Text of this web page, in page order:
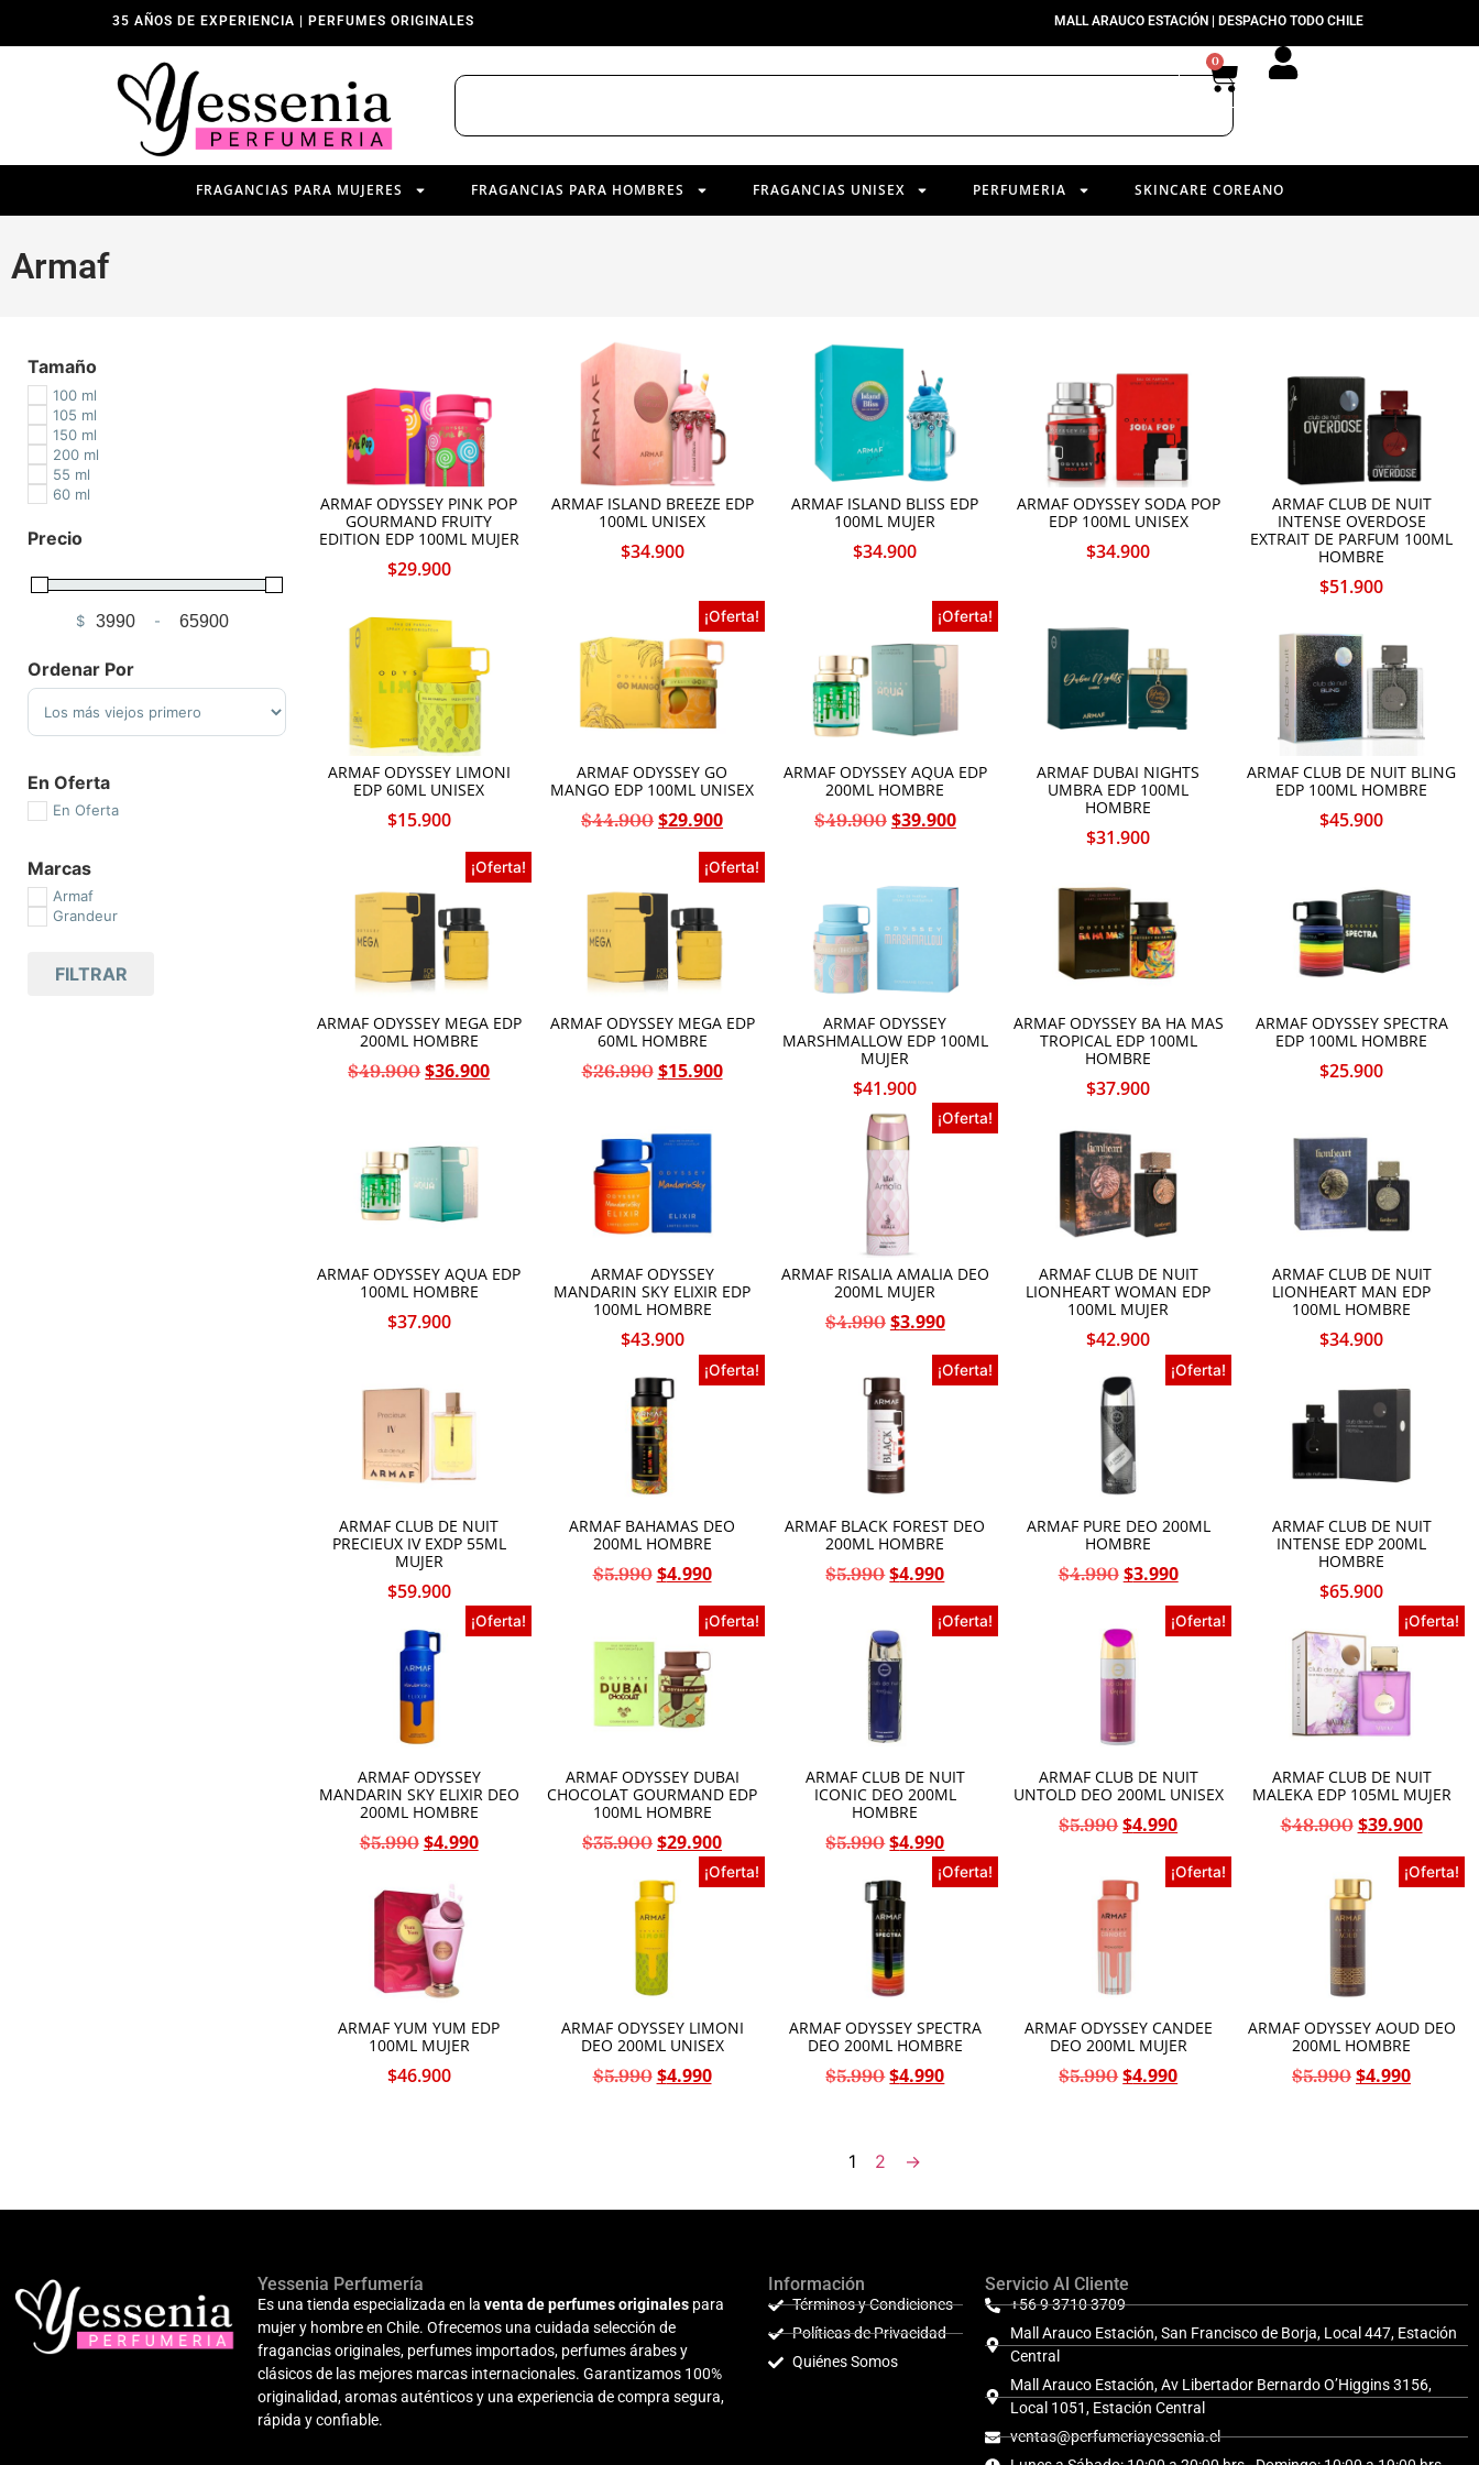
35 AÑOS DE EXPERIENCIA | PERFUMES ORIGINALES MALL ARAUCO ESTACIÓN | DESPACHO TODO CHILE
0
FRAGANCIAS PARA MUJERES FRAGANCIAS PARA HOMBRES FRAGANCIAS UNISEX PERFUMERIA SKINCARE COREANO
Armaf
Tamaño
100 ml
105 ml
150 ml
200 ml
55 ml
60 ml
Precio
$ Minimum Price
-Maximum Price
Ordenar Por
Sort Products
En Oferta
En Oferta
Marcas
Armaf
Grandeur
FILTRAR
ARMAF ODYSSEY PINK POP
GOURMAND FRUITY
EDITION EDP 100ML MUJER
$29.900
ARMAF ISLAND BREEZE EDP
100ML UNISEX
$34.900
ARMAF ISLAND BLISS EDP
100ML MUJER
$34.900
ARMAF ODYSSEY SODA POP
EDP 100ML UNISEX
$34.900
ARMAF CLUB DE NUIT
INTENSE OVERDOSE
EXTRAIT DE PARFUM 100ML
HOMBRE
$51.900
ARMAF ODYSSEY LIMONI
EDP 60ML UNISEX
$15.900
¡Oferta!
ARMAF ODYSSEY GO
MANGO EDP 100ML UNISEX
$44.900 $29.900
¡Oferta!
ARMAF ODYSSEY AQUA EDP
200ML HOMBRE
$49.900 $39.900
ARMAF DUBAI NIGHTS
UMBRA EDP 100ML
HOMBRE
$31.900
ARMAF CLUB DE NUIT BLING
EDP 100ML HOMBRE
$45.900
¡Oferta!
ARMAF ODYSSEY MEGA EDP
200ML HOMBRE
$49.900 $36.900
¡Oferta!
ARMAF ODYSSEY MEGA EDP
60ML HOMBRE
$26.990 $15.900
ARMAF ODYSSEY
MARSHMALLOW EDP 100ML
MUJER
$41.900
ARMAF ODYSSEY BA HA MAS
TROPICAL EDP 100ML
HOMBRE
$37.900
ARMAF ODYSSEY SPECTRA
EDP 100ML HOMBRE
$25.900
ARMAF ODYSSEY AQUA EDP
100ML HOMBRE
$37.900
ARMAF ODYSSEY
MANDARIN SKY ELIXIR EDP
100ML HOMBRE
$43.900
¡Oferta!
ARMAF RISALIA AMALIA DEO
200ML MUJER
$4.990 $3.990
ARMAF CLUB DE NUIT
LIONHEART WOMAN EDP
100ML MUJER
$42.900
ARMAF CLUB DE NUIT
LIONHEART MAN EDP
100ML HOMBRE
$34.900
ARMAF CLUB DE NUIT
PRECIEUX IV EXDP 55ML
MUJER
$59.900
¡Oferta!
ARMAF BAHAMAS DEO
200ML HOMBRE
$5.990 $4.990
¡Oferta!
ARMAF BLACK FOREST DEO
200ML HOMBRE
$5.990 $4.990
¡Oferta!
ARMAF PURE DEO 200ML
HOMBRE
$4.990 $3.990
ARMAF CLUB DE NUIT
INTENSE EDP 200ML
HOMBRE
$65.900
¡Oferta!
ARMAF ODYSSEY
MANDARIN SKY ELIXIR DEO
200ML HOMBRE
$5.990 $4.990
¡Oferta!
ARMAF ODYSSEY DUBAI
CHOCOLAT GOURMAND EDP
100ML HOMBRE
$35.900 $29.900
¡Oferta!
ARMAF CLUB DE NUIT
ICONIC DEO 200ML
HOMBRE
$5.990 $4.990
¡Oferta!
ARMAF CLUB DE NUIT
UNTOLD DEO 200ML UNISEX
$5.990 $4.990
¡Oferta!
ARMAF CLUB DE NUIT
MALEKA EDP 105ML MUJER
$48.900 $39.900
ARMAF YUM YUM EDP
100ML MUJER
$46.900
¡Oferta!
ARMAF ODYSSEY LIMONI
DEO 200ML UNISEX
$5.990 $4.990
¡Oferta!
ARMAF ODYSSEY SPECTRA
DEO 200ML HOMBRE
$5.990 $4.990
¡Oferta!
ARMAF ODYSSEY CANDEE
DEO 200ML MUJER
$5.990 $4.990
¡Oferta!
ARMAF ODYSSEY AOUD DEO
200ML HOMBRE
$5.990 $4.990
1 2 →
Yessenia Perfumería
Es una tienda especializada en laventa de perfumes originales para
mujer y hombre en Chile. Ofrecemos una cuidada selección de
fragancias originales, perfumes importados, perfumes árabes y
clásicos de las mejores marcas internacionales. Garantizamos 100%
originalidad, aromas auténticos y una experiencia de compra segura,
rápida y confiable.
Información
Términos y Condiciones
Políticas de Privacidad
Quiénes Somos
Servicio Al Cliente
+56 9 3710 3709
Mall Arauco Estación, San Francisco de Borja, Local 447, Estación
Central
Mall Arauco Estación, Av Libertador Bernardo O’Higgins 3156,
Local 1051, Estación Central
ventas@perfumeriayessenia.cl